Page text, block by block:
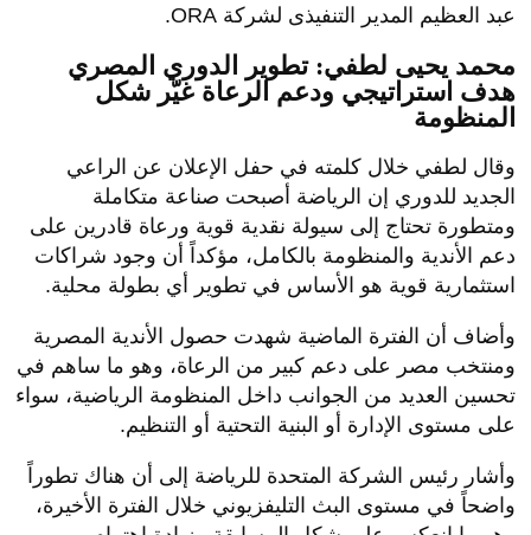
عبد العظيم المدير التنفيذى لشركة ORA.
محمد يحيى لطفي: تطوير الدوري المصري
هدف استراتيجي ودعم الرعاة غيّر شكل
المنظومة
وقال لطفي خلال كلمته في حفل الإعلان عن الراعي
الجديد للدوري إن الرياضة أصبحت صناعة متكاملة
ومتطورة تحتاج إلى سيولة نقدية قوية ورعاة قادرين على
دعم الأندية والمنظومة بالكامل، مؤكداً أن وجود شراكات
استثمارية قوية هو الأساس في تطوير أي بطولة محلية.
وأضاف أن الفترة الماضية شهدت حصول الأندية المصرية
ومنتخب مصر على دعم كبير من الرعاة، وهو ما ساهم في
تحسين العديد من الجوانب داخل المنظومة الرياضية، سواء
على مستوى الإدارة أو البنية التحتية أو التنظيم.
وأشار رئيس الشركة المتحدة للرياضة إلى أن هناك تطوراً
واضحاً في مستوى البث التليفزيوني خلال الفترة الأخيرة،